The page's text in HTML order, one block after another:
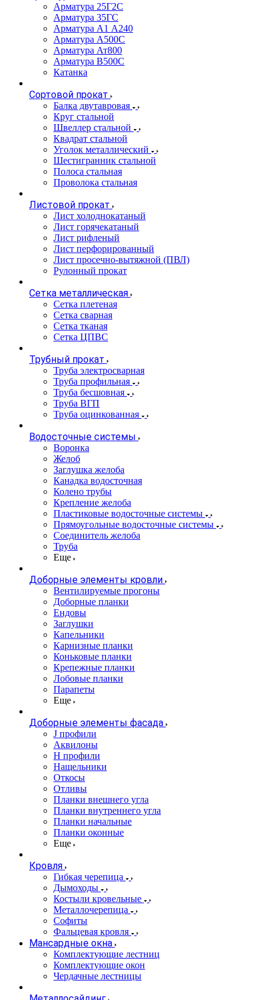
Арматура 25Г2С
Арматура 35ГС
Арматура А1 А240
Арматура А500С
Арматура Ат800
Арматура В500С
Катанка
Сортовой прокат
Балка двутавровая
Круг стальной
Швеллер стальной
Квадрат стальной
Уголок металлический
Шестигранник стальной
Полоса стальная
Проволока стальная
Листовой прокат
Лист холоднокатаный
Лист горячекатаный
Лист рифленый
Лист перфорированный
Лист просечно-вытяжной (ПВЛ)
Рулонный прокат
Сетка металлическая
Сетка плетеная
Сетка сварная
Сетка тканая
Сетка ЦПВС
Трубный прокат
Труба электросварная
Труба профильная
Труба бесшовная
Труба ВГП
Труба оцинкованная
Водосточные системы
Воронка
Желоб
Заглушка желоба
Канадка водосточная
Колено трубы
Крепление желоба
Пластиковые водосточные системы
Прямоугольные водосточные системы
Соединитель желоба
Труба
Еще
Доборные элементы кровли
Вентилируемые прогоны
Доборные планки
Ендовы
Заглушки
Капельники
Карнизные планки
Коньковые планки
Крепежные планки
Лобовые планки
Парапеты
Еще
Доборные элементы фасада
J профили
Аквилоны
Н профили
Нащельники
Откосы
Отливы
Планки внешнего угла
Планки внутреннего угла
Планки начальные
Планки оконные
Еще
Кровля
Гибкая черепица
Дымоходы
Костыли кровельные
Металлочерепица
Софиты
Фальцевая кровля
Мансардные окна
Комплектующие лестниц
Комплектующие окон
Чердачные лестницы